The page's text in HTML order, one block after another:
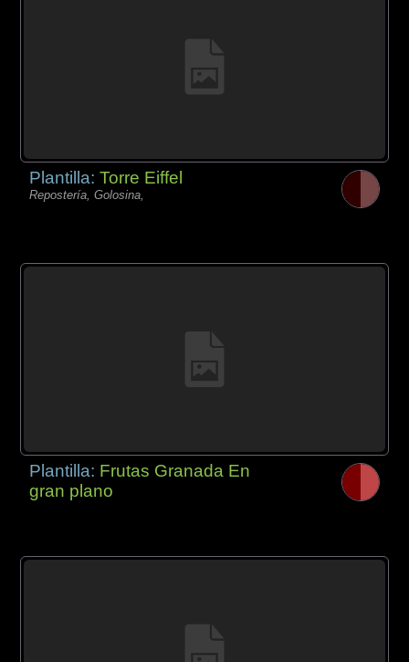
Plantilla:Torre Eiffel
Repostería, Golosina,
Plantilla: Frutas Granada En
gran plano